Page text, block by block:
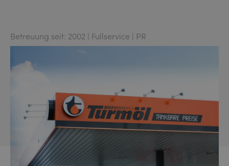
Betreuung seit: 2002 | Fullservice | PR